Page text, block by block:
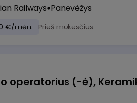
Railways Panevėžys
€/mėn. Prieš mokesčius